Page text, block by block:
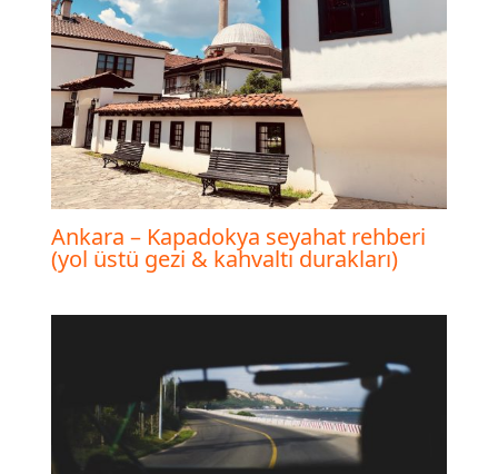
Ankara – Kapadokya seyahat rehberi
(yol üstü gezi & kahvaltı durakları)